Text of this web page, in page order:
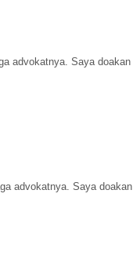
advokatnya. Saya doakan
advokatnya. Saya doakan